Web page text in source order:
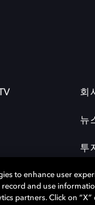
회
뉴
투
to enhance user
and use
partners. Click on